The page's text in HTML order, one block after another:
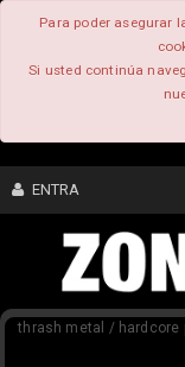
Para poder asegurar
Si usted continúa
ENTRA
CONTENIDO
thrash metal / hardcore